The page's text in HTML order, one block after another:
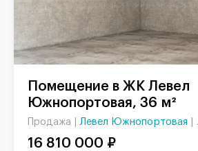
Южнопортовая, 36 м²
Продажа | Левел Южнопортовая
16 810 000 ₽